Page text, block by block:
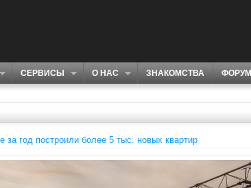
СЕРВИСЫ О НАС ЗНАКОМСТВА ФОРУМ
за год построили более 5 тыс. новых квартир